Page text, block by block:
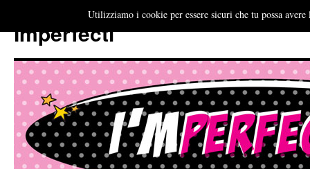
Imperfecti
Utilizziamo i cookie per essere sicuri che tu possa